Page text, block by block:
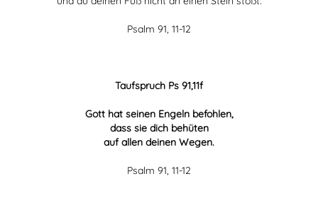
Psalm 91, 11-12
Taufspruch Ps 91,11f
Gott hat seinen Engeln befohlen,
dass sie dich behüten
auf allen deinen Wegen.
Psalm 91, 11-12